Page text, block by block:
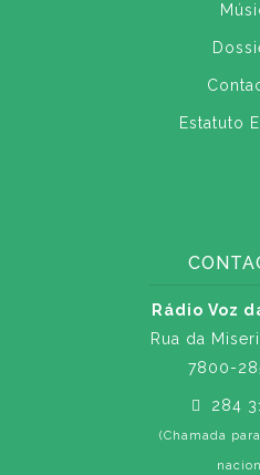
Estatuto
Rádio Voz
Rua da
7800-
284
(Chamada